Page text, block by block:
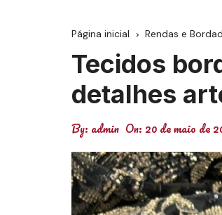
Página inicial Rendas e
Tecidos
detalhes
By: admin On: 20 de maio de